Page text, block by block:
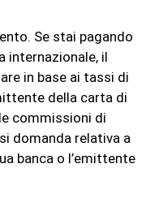
Se stai pagando
internazionale, il
in base ai tassi di
della carta di
commissioni di
domanda relativa a
banca o l’emittente